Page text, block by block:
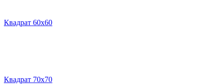
Квадрат 60х60
Квадрат 70х70